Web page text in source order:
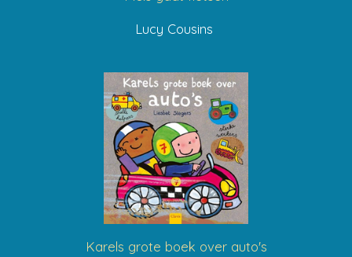
Lucy Cousins
Karels grote boek over auto's